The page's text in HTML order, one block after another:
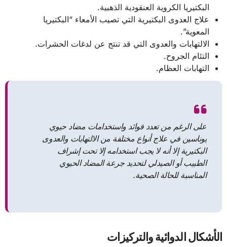
البكتيريا الكروية العنقودية الذهبية.
علاج العدوى البكتيرية التي تصيب الأمعاء “البكتيريا
المعوية”.
الالتهابات والعدوى التي قد تنتج عن لدغات الحشرات.
التئام الجروح.
التهابات العظام.
على الرغم من تعدد فوائد واستخدامات مضاد حيوي
يوناسين في علاج أنواع مختلفة من الالتهابات والعدوى
البكتيرية إلا أنه لا يجب استخدامه إلا تحت إشراف
الطبيب أو الصيدلي لتحديد جرعة المضاد الحيوي
المناسبة للحالة الصحية.
الأشكال الدوائية والتركيزات